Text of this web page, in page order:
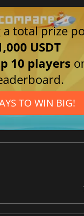
total prize
USDT
10 players
TO WIN BIG!